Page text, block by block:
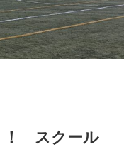
！ スクール